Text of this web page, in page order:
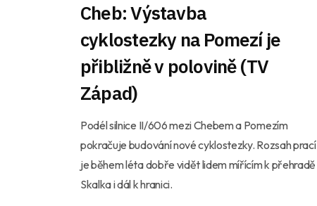
Cheb: Výstavba
cyklostezky na Pomezí je
přibližně v polovině (TV
Západ)
Podél silnice II/606 mezi Chebem a Pomezím
pokračuje budování nové cyklostezky. Rozsah prací
je během léta dobře vidět lidem mířícím k přehradě
Skalka i dál k hranici.